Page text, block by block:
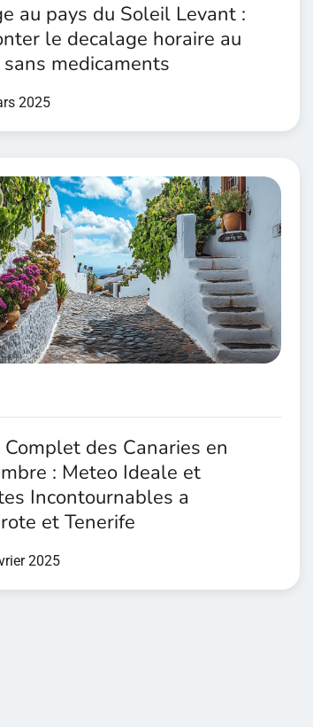
au pays du Soleil Levant :
le decalage horaire au
sans medicaments
2025
Complet des Canaries en
: Meteo Ideale et
Incontournables a
et Tenerife
2025